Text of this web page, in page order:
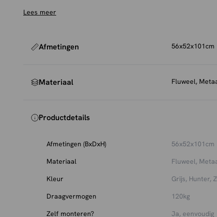
Onderhoud en bescherming
stofzuigen met een zachte meubelborstel. Voor extra
Lees meer
Afmetingen 56x52x101cm
Materiaal Fluweel,
Productdetails
Afmetingen (BxDxH)
56x52x101cm
Materiaal
Fluweel,
Kleur
Grijs, Hunter,
Draagvermogen
120kg
Zelf monteren?
Ja, eenvoudig